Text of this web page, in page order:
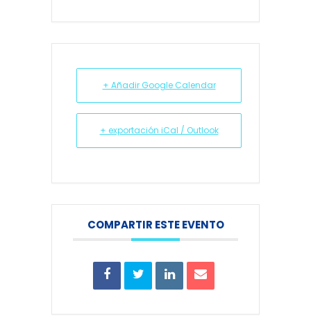
+ Añadir Google Calendar
+ exportación iCal / Outlook
COMPARTIR ESTE EVENTO